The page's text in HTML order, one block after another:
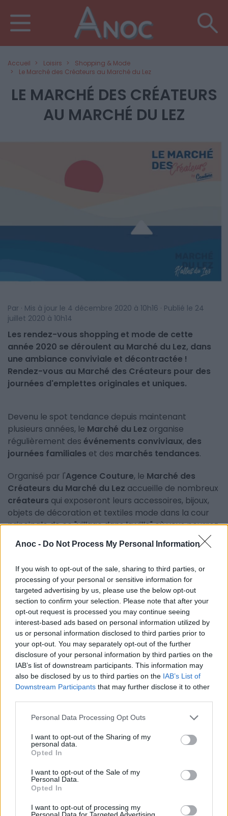
Anoc - Do Not Process My Personal Information
If you wish to opt-out of the sale, sharing to third parties, or
processing of your personal or sensitive information for
targeted advertising by us, please use the below opt-out
section to confirm your selection. Please note that after your
opt-out request is processed you may continue seeing
interest-based ads based on personal information utilized by
us or personal information disclosed to third parties prior to
your opt-out. You may separately opt-out of the further
disclosure of your personal information by third parties on the
IAB’s list of downstream participants. This information may
also be disclosed by us to third parties on the IAB’s List of
Downstream Participants that may further disclose it to other
Personal Data Processing Opt Outs
I want to opt-out of the Sharing of my
personal data.
Opted In
I want to opt-out of the Sale of my
Personal Data.
Opted In
I want to opt-out of processing my
Personal Data for Targeted Advertising.
Accueil Loisirs
Shopping & Mode
Le Marché des Créateurs au Marché du Lez
LE MARCHÉ DES CRÉATEURS
AU MARCHÉ DU LEZ
Par · Mis à jour le 4 décembre 2020 à 10h16 · Publié le 24
juillet 2020 à 10h14
Les rendez-vous shopping et mode de cette
année 2020 se déroulent au Marché du Lez, dans
une ambiance conviviale et décontractée !
Rendez-vous au Marché des Créateurs pour des
journées d'emplettes originales et uniques.
Devenu le spot tendance depuis maintenant
plusieurs années, le Marché du Lez organise
régulièrement des événements conviviaux, des
journées familiales et des marchés tendances.
Organisé par l'Agence Couture, le Marché des
Créateurs du Marché du Lez accueille de nombreux
créateurs qui exposeront leurs accessoires, bijoux,
objets de décoration et textiles mode dans la cour
principale de ce "village dans la ville" où vous pourrez
accessoire qui vous fera craquer. Fête des Mères,
trouverez certainement une idée cadeau qui plaira à
coup sûr !
En plus de constituer une bonne opportunité de faire
des affaires, leMarché des Créateursest aussi
l'occasion de mettre à l'honneur l'artisanat et de
sensibiliser les visiteurs au "made in France". Pour les
prochaines journées duMarché des Créateurs,
rendez-vous les 6 et 13 septembre 2020 et le 3
octobre 2020 auMarché du Lez de Montpellier!
Un combo gagnant-gagnant qui a tout pour plaire !
INFORMATIONS PRATIQUES
Marché du Lez
1348 Avenue de la Mer-Raymond Dugrand
ACCÈS